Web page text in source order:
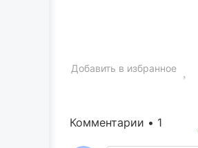
Добавить в избранное
Комментарии • 1